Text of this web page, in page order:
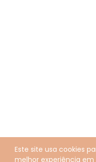
Este site usa cookies
melhor experiência em